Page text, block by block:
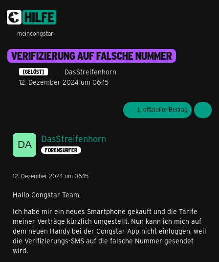
meincongstar
VERIFIZIERUNG AUF FALSCHE NUMMER
[GELÖST]
DasStreifenhorn
12. Dezember 2024 um 06:15
1. offizieller Beitrag
DasStreifenhorn
FORENSURFER
12. Dezember 2024 um 06:15
Hallo Congstar Team,
Ich habe mir ein neues Smartphone gekauft und die Tarife
meiner Verträge kürzlich umgestellt. Nun kann ich mich auf
dem neuen Handy bei der Congstar App nicht einloggen, weil
die Verifizierungs-SMS auf die falsche Nummer gesendet
wird.